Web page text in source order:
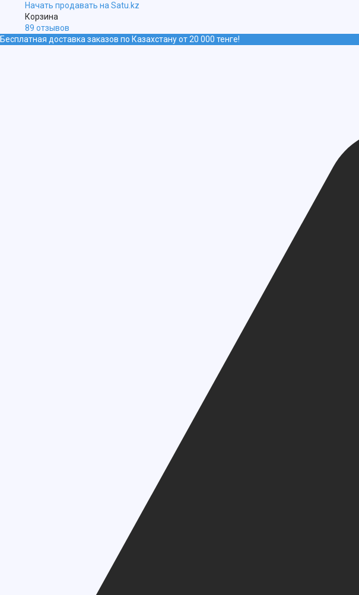
Начать продавать на Satu.kz
Корзина
89 отзывов
Бесплатная доставка заказов по Казахстану от 20 000 тенге!